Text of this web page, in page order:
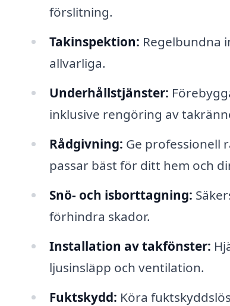
förslitning.
Takinspektion: Regelbundna
allvarliga.
Underhållstjänster:
inklusive rengöring av
Rådgivning: Ge professionell
passar bäst för ditt hem och
Snö- och isborttagning:
förhindra skador.
Installation av takfönster:
ljusinsläpp och ventilation.
Fuktskydd: Köra